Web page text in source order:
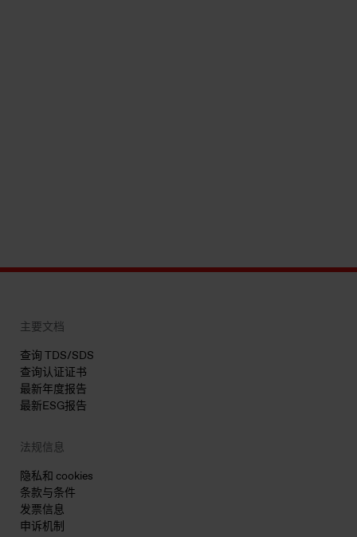
主要文档
查询 TDS/SDS
查询认证证书
最新年度报告
最新ESG报告
法规信息
隐私和 cookies
条款与条件
发票信息
申诉机制